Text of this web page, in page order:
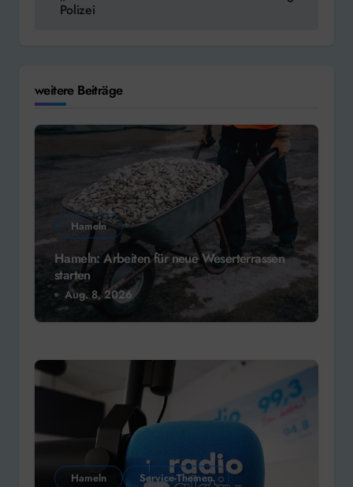
Polizei
weitere Beiträge
Hameln
Hameln: Arbeiten für neue Weserterrassen
starten
Aug. 8, 2026
Hameln Service-Themen